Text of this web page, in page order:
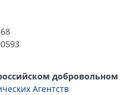
добровольном
Агентств